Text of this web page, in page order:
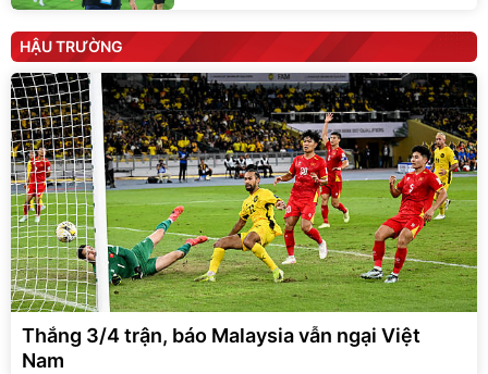
HẬU TRƯỜNG
Thắng 3/4 trận, báo Malaysia vẫn ngại Việt
Nam